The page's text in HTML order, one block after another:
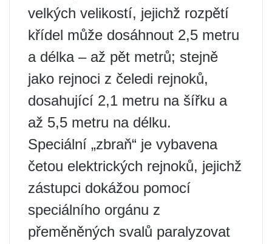
velkých velikostí, jejichž rozpětí
křídel může dosáhnout 2,5 metru
a délka – až pět metrů; stejně
jako rejnoci z čeledi rejnoků,
dosahující 2,1 metru na šířku a
až 5,5 metru na délku.
Speciální „zbraň“ je vybavena
četou elektrických rejnoků, jejichž
zástupci dokážou pomocí
speciálního orgánu z
přeměněných svalů paralyzovat